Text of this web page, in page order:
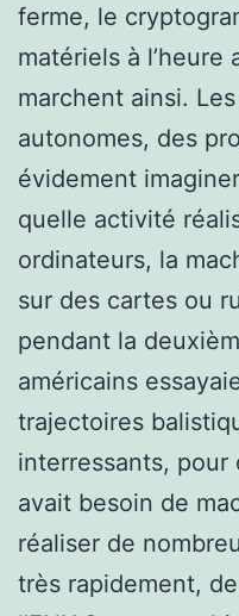
ferme, le
matériels à
marchent ainsi.
autonomes, des
évidement
quelle activité
ordinateurs, la
sur des cartes ou
pendant la
américains
trajectoires
interressants, pour
avait besoin de
réaliser de
très rapidement,